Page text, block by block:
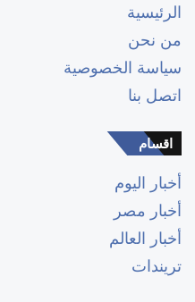
الرئيسية
من نحن
سياسة الخصوصية
اتصل بنا
اقسام
أخبار اليوم
أخبار مصر
أخبار العالم
تريندات